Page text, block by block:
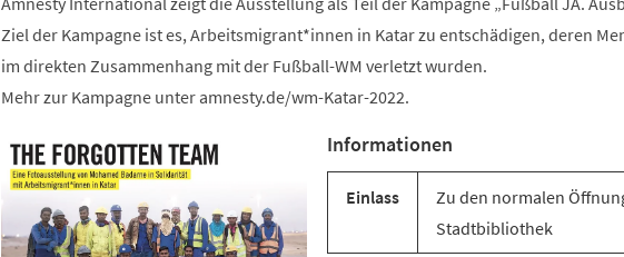
Ziel der Kampagne ist es, Arbeitsmigrant*innen in Katar zu entschädigen, deren
im direkten Zusammenhang mit der Fußball-WM verletzt wurden.
Mehr zur Kampagne unter amnesty.de/wm-Katar-2022.
Informationen
Einlass
Zu den normalen
Stadtbibliothek